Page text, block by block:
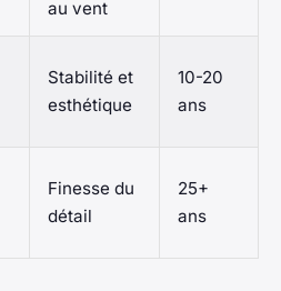
au vent
Stabilité et
esthétique
10-20
ans
Finesse du
détail
25+
ans